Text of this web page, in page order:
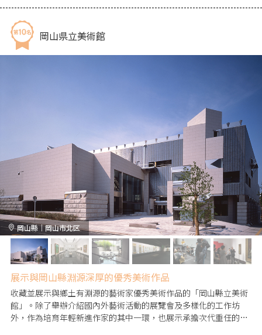
岡山県立美術館
岡山縣｜岡山市北区
展示與岡山縣淵源深厚的優秀美術作品
收藏並展示與鄉土有淵源的藝術家優秀美術作品的「岡山縣立美術
館」。除了舉辦介紹國內外藝術活動的展覽會及多樣化的工作坊
外，作為培育年輕新進作家的其中一環，也展示承擔次代重任的藝